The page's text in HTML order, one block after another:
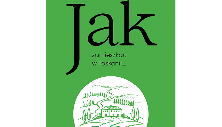
JAK ZAMIESZKAĆ W TOSKANII
Premiera: 19 maja 2026
zł 32.49
KSIĄŻKA DO KOSZYKA